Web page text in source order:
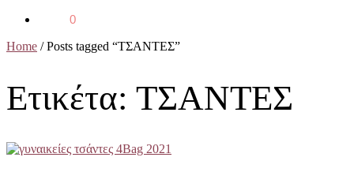
0
Home /Posts tagged “ΤΣΑΝΤΕΣ”
Ετικέτα: ΤΣΑΝΤΕΣ